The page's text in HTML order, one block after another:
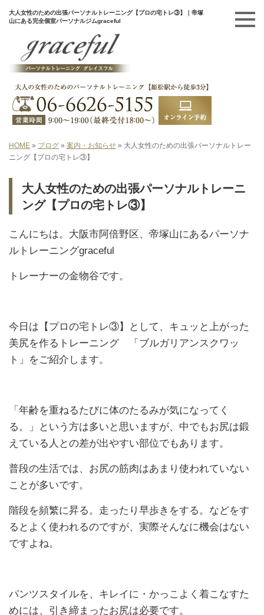
大人女性のための出張パーソナルトレーニング【プロの宅トレ③】｜帝塚
山にある完全個室パーソナルジムgraceful
HOME » ブログ » 案内・お知らせ » 大人女性のための出張パーソナルトレー
ニング【プロの宅トレ③】
大人女性のための出張パーソナルトレーニ
ング【プロの宅トレ③】
こんにちは。大阪市阿倍野区、帝塚山にあるパーソナ
ルトレーニングgraceful
トレーナーの金物谷です。
今日は【プロの宅トレ③】として、キュッと上がった
美尻を作るトレーニング 「ブルガリアンスクワッ
ト」をご紹介します。
「年齢を重ねるたびに体のたるみが気になってく
る。」という方は多いと思いますが、中でもお尻は鍛
えている人との差が出やすい部位でもあります。
普段の生活では、お尻の筋肉はあまり使われていない
ことが多いです。
階段を頻繁に昇る。走ったり早歩きをする。などをす
るとよく使われるのですが、実際そんなに機会はない
ですよね。
パンツスタイルを、キレイに・かっこよく着こなすた
めには、引き締まったお尻は必要です。